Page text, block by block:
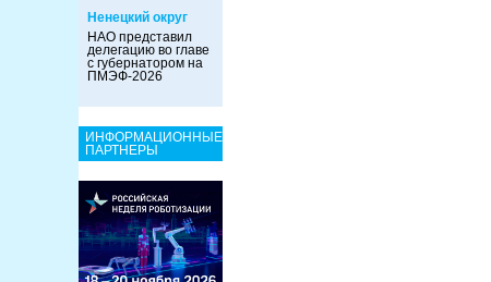
Ненецкий округ
НАО представил
делегацию во главе
с губернатором на
ПМЭФ-2026
ИНФОРМАЦИОННЫЕ
ПАРТНЕРЫ